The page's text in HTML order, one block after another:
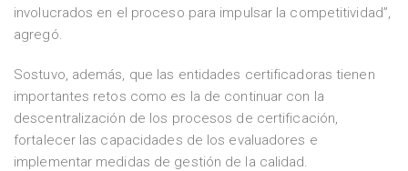
involucrados en el proceso para impulsar la competitividad”,
agregó.
Sostuvo, además, que las entidades certificadoras tienen
importantes retos como es la de continuar con la
descentralización de los procesos de certificación,
fortalecer las capacidades de los evaluadores e
implementar medidas de gestión de la calidad.